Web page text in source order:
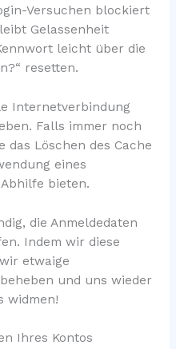
Versuchen blockiert
Gelassenheit
leicht über die
resetten.
Internetverbindung
Falls immer noch
das Löschen des Cache
eines
bieten.
die Anmeldedaten
Indem wir diese
etwaige
und uns wieder
widmen!
Ihres Kontos